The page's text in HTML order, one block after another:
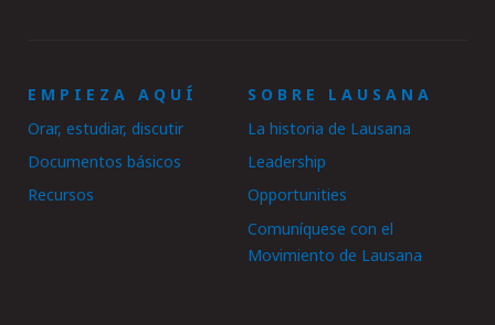
EMPIEZA AQUÍ
Orar, estudiar, discutir
Documentos básicos
Recursos
SOBRE LAUSANA
La historia de Lausana
Leadership
Opportunities
Comuníquese con el
Movimiento de Lausana